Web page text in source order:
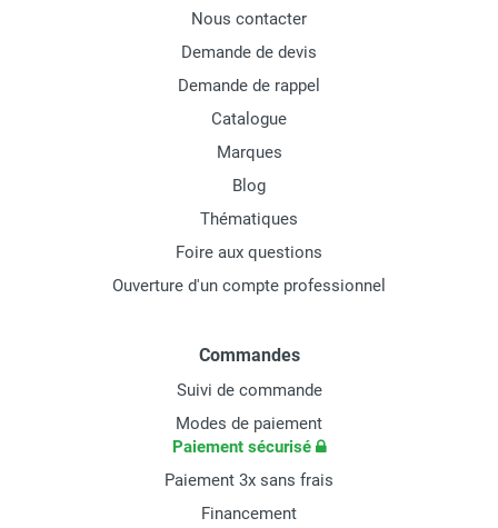
Nous contacter
Demande de devis
Demande de rappel
Catalogue
Marques
Blog
Thématiques
Foire aux questions
Ouverture d'un compte professionnel
Commandes
Suivi de commande
Modes de paiement
Paiement sécurisé
Paiement 3x sans frais
Financement